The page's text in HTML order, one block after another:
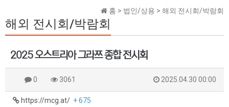
홈 > 법인/상용 > 해외 전시회/박람회
해외 전시회/박람회
2025 오스트리아 그라쯔 종합 전시회
0 3061 2025.04.30 00:00
https://mcg.at/ + 675